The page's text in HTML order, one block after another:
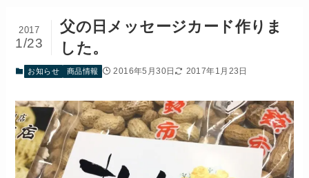
父の日メッセージカード作りま
した。
2017
1/23
お知らせ 商品情報 2016年5月30日 2017年1月23日